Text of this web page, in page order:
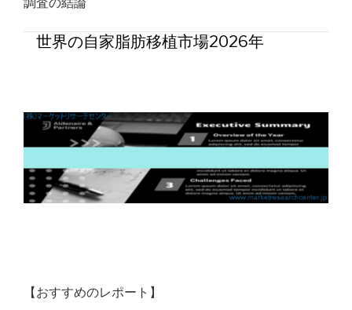
世界の自家脂肪移植市場2026年
【おすすめのレポート】